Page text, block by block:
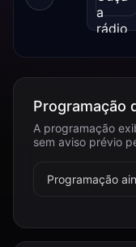
Programação
A programação
sem aviso prévio
Programação